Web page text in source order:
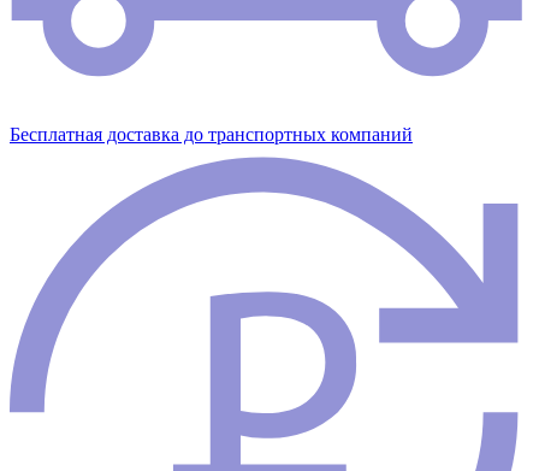
Бесплатная доставка до транспортных компаний